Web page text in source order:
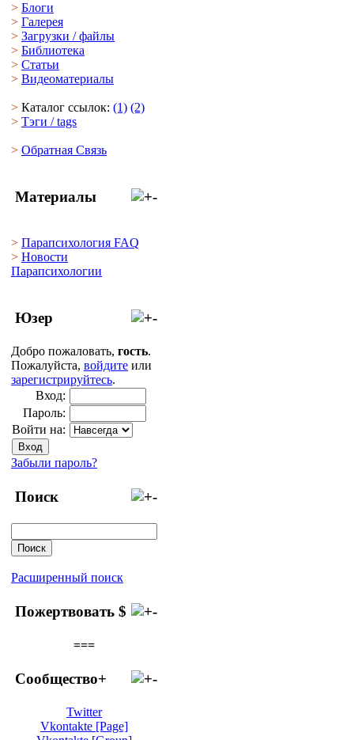
> Блоги
> Галерея
> Загрузки /файлы
> Библиотека
> Статьи
> Видеоматериалы
> Каталог ссылок: (1) (2)
> Тэги / tags
> Обратная Cвязь
Материалы
> Парапсихология FAQ
> Новости
Парапсихологии
Юзер
Добро пожаловать, гость.
Пожалуйста, войдите или
зарегистрируйтесь.
Вход:
Пароль:
Войти на:
Забыли пароль?
Поиск
Расширенный поиск
Пожертвовать $
===
Сообщество+
Twitter
Vkontakte [Page]